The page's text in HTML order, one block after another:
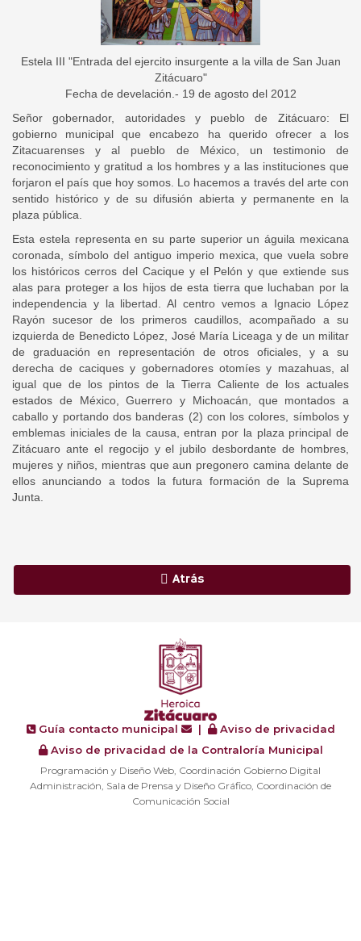
Estela III "Entrada del ejercito insurgente a la villa de San Juan
Zitácuaro"
Fecha de develación.- 19 de agosto del 2012
Señor gobernador, autoridades y pueblo de Zitácuaro: El
gobierno municipal que encabezo ha querido ofrecer a los
Zitacuarenses y al pueblo de México, un testimonio de
reconocimiento y gratitud a los hombres y a las instituciones que
forjaron el país que hoy somos. Lo hacemos a través del arte con
sentido histórico y de su difusión abierta y permanente en la
plaza pública.
Esta estela representa en su parte superior un águila mexicana
coronada, símbolo del antiguo imperio mexica, que vuela sobre
los históricos cerros del Cacique y el Pelón y que extiende sus
alas para proteger a los hijos de esta tierra que luchaban por la
independencia y la libertad. Al centro vemos a Ignacio López
Rayón sucesor de los primeros caudillos, acompañado a su
izquierda de Benedicto López, José María Liceaga y de un militar
de graduación en representación de otros oficiales, y a su
derecha de caciques y gobernadores otomíes y mazahuas, al
igual que de los pintos de la Tierra Caliente de los actuales
estados de México, Guerrero y Michoacán, que montados a
caballo y portando dos banderas (2) con los colores, símbolos y
emblemas iniciales de la causa, entran por la plaza principal de
Zitácuaro ante el regocijo y el jubilo desbordante de hombres,
mujeres y niños, mientras que aun pregonero camina delante de
ellos anunciando a todos la futura formación de la Suprema
Junta.
Atrás
Guía contacto municipal |
Aviso de privacidad
Aviso de privacidad de la Contraloría Municipal
Programación y Diseño Web, Coordinación Gobierno Digital
Administración, Sala de Prensa y Diseño Gráfico, Coordinación de
Comunicación Social